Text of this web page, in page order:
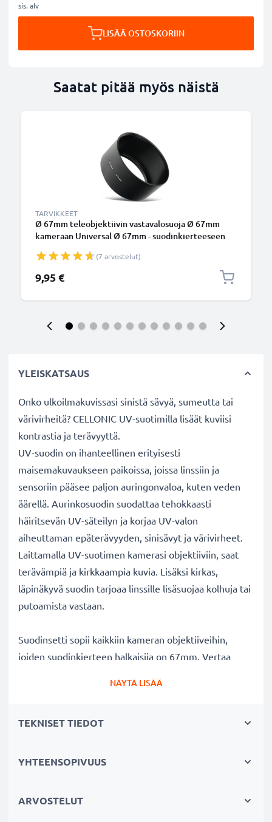
sis. alv
LISÄÄ OSTOSKORIIN
Saatat pitää myös näistä
TARVIKKEET
Ø 67mm teleobjektiivin vastavalosuoja Ø 67mm
kameraan Universal Ø 67mm - suodinkierteeseen
CELLONIC
(7 arvostelut)
9,95 €
YLEISKATSAUS
Onko ulkoilmakuvissasi sinistä sävyä, sumeutta tai
värivirheitä? CELLONIC UV-suotimilla lisäät kuviisi
kontrastia ja terävyyttä.
UV-suodin on ihanteellinen erityisesti
maisemakuvaukseen paikoissa, joissa linssiin ja
sensoriin pääsee paljon auringonvaloa, kuten veden
äärellä. Aurinkosuodin suodattaa tehokkaasti
häiritsevän UV-säteilyn ja korjaa UV-valon
aiheuttaman epäterävyyden, sinisävyt ja värivirheet.
Laittamalla UV-suotimen kamerasi objektiiviin, saat
terävämpiä ja kirkkaampia kuvia. Lisäksi kirkas,
läpinäkyvä suodin tarjoaa linssille lisäsuojaa kolhuja tai
putoamista vastaan.
Suodinsetti sopii kaikkiin kameran objektiiveihin,
joiden suodinkierteen halkaisija on 67mm. Vertaa
Parempi kuvanlaatu väreistä tai
✔ Terävämpiä ja kirkkaampia kuvia: korjaa UV-valon
NÄYTÄ LISÄÄ
TEKNISET TIEDOT
YHTEENSOPIVUUS
ARVOSTELUT